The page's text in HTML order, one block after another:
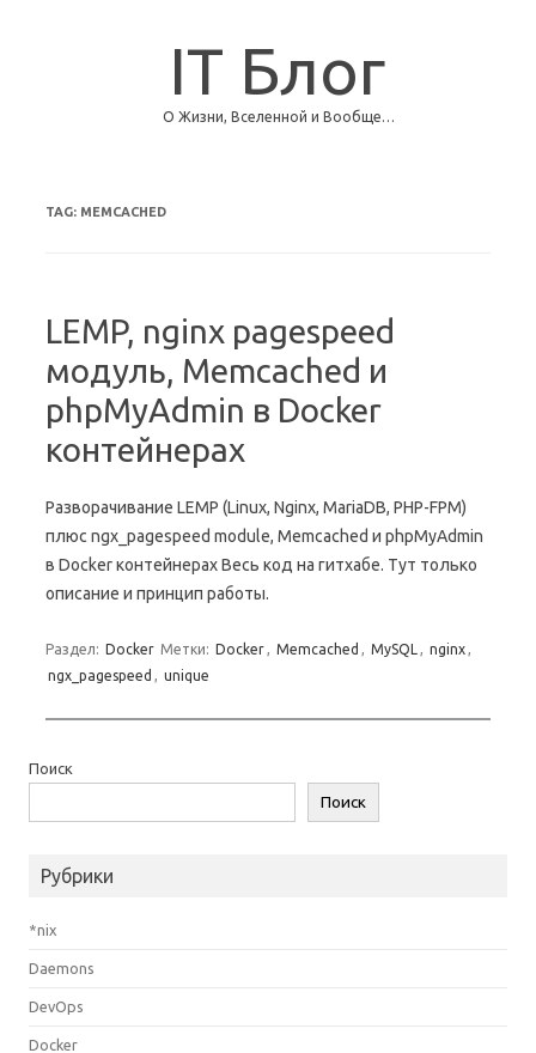
IT Блог
О Жизни, Вселенной и Вообще…
TAG: MEMCACHED
LEMP, nginx pagespeed
модуль, Memcached и
phpMyAdmin в Docker
контейнерах
Разворачивание LEMP (Linux, Nginx, MariaDB, PHP-FPM)
плюс ngx_pagespeed module, Memcached и phpMyAdmin
в Docker контейнерах Весь код на гитхабе. Тут только
описание и принцип работы.
Раздел: Docker Метки: Docker, Memcached , MySQL , nginx,
ngx_pagespeed , unique
Поиск
Поиск
Рубрики
*nix
Daemons
DevOps
Docker